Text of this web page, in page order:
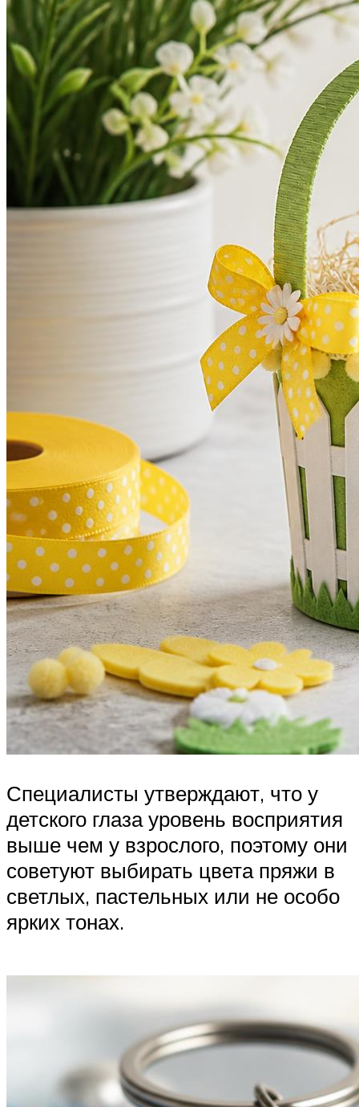
Специалисты утверждают, что у
детского глаза уровень восприятия
выше чем у взрослого, поэтому они
советуют выбирать цвета пряжи в
светлых, пастельных или не особо
ярких тонах.